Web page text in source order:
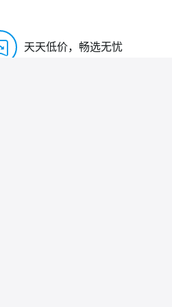
天天低价，畅选无忧